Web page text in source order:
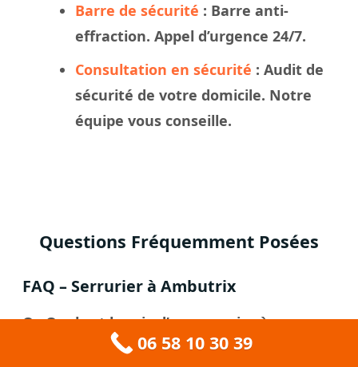
Barre de sécurité : Barre anti-
effraction. Appel d’urgence 24/7.
Consultation en sécurité : Audit de
sécurité de votre domicile. Notre
équipe vous conseille.
Questions Fréquemment Posées
FAQ – Serrurier à Ambutrix
Q : Quel est le prix d’un serrurier à
06 58 10 30 39